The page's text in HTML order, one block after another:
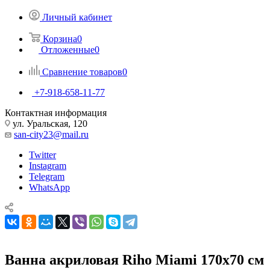
Личный кабинет
Корзина0
Отложенные0
Сравнение товаров0
+7-918-658-11-77
Контактная информация
ул. Уральская, 120
san-city23@mail.ru
Twitter
Instagram
Telegram
WhatsApp
Ванна акриловая Riho Miami 170x70 см